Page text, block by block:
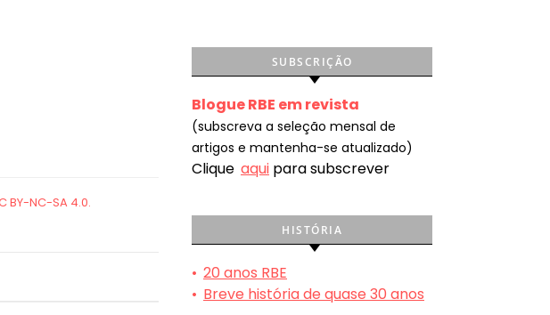
SUBSCRIÇÃO
Blogue RBE em revista
(subscreva a seleção mensal de
artigos e mantenha-se atualizado)
Clique aqui para subscrever
HISTÓRIA
• 20 anos RBE
• Breve história de quase 30 anos